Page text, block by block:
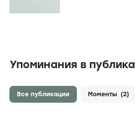
Упоминания в
Все публикации Моменты (2)